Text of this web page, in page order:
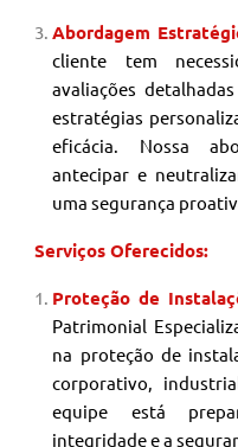
Abordagem
cliente tem
avaliações
estratégias
eficácia. Nossa
antecipar e
uma segurança
Serviços Oferecidos:
Proteção de
Patrimonial
na proteção de
corporativo,
equipe está
integridade e a